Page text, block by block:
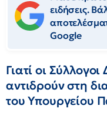
ειδήσεις.
Google
Γιατί οι
αντιδρούν στη
του Υπουργείου